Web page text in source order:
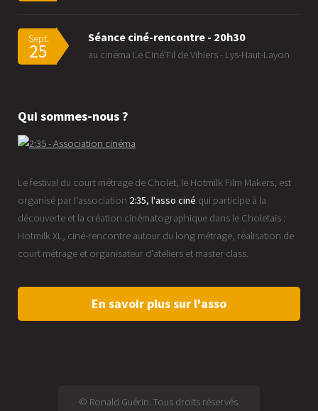
Sept.
25
Séance ciné-rencontre - 20h30
au cinéma Le Ciné'Fil de Vihiers - Lys-Haut-Layon
Qui sommes-nous ?
Le festival du court métrage de Cholet, le Hotmilk Film Makers, est
organisé par l'association 2:35, l'asso ciné qui participe à la
découverte et la création cinématographique dans le Choletais :
Hotmilk XL, ciné-rencontre autour du long métrage, réalisation de
court métrage et organisateur d'ateliers et master class.
En savoir plus sur l'asso
© Ronald Guérin. Tous droits réservés.